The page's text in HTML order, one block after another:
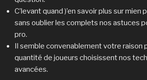
C’levant quand )’en savoir plus sur mien
sans oublier les complets nos astuces
pro.
Il semble convenablement votre raison
quantité de joueurs choisissent nos
avancées.